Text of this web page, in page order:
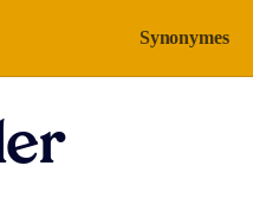
Synonymes